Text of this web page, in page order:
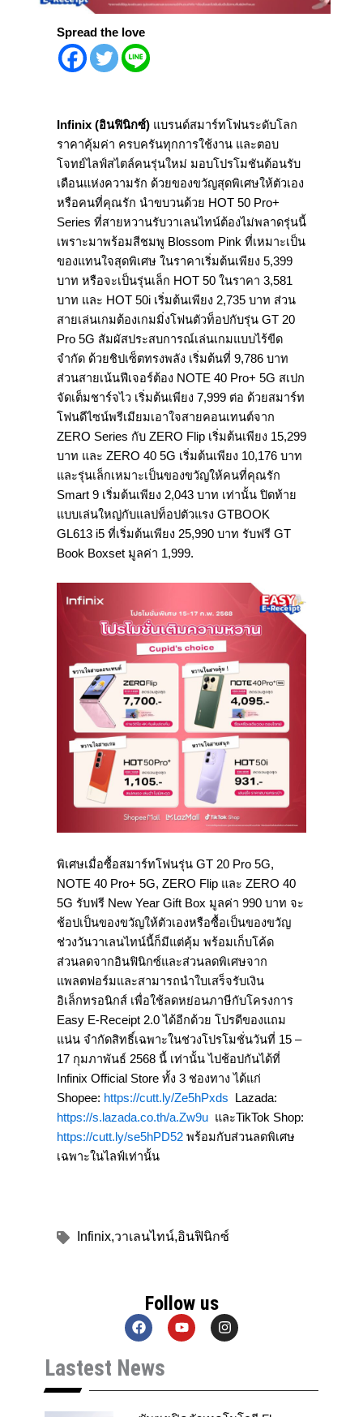
Spread the love
Infinix (อินฟินิกซ์) แบรนด์สมาร์ทโฟนระดับโลก
ราคาคุ้มค่า ครบครันทุกการใช้งาน และตอบ
โจทย์ไลฟ์สไตล์คนรุ่นใหม่ มอบโปรโมชันต้อนรับ
เดือนแห่งความรัก ด้วยของขวัญสุดพิเศษให้ตัวเอง
หรือคนที่คุณรัก นำขบวนด้วย HOT 50 Pro+
Series ที่สายหวานรับวาเลนไทน์ต้องไม่พลาดรุ่นนี้
เพราะมาพร้อมสีชมพู Blossom Pink ที่เหมาะเป็น
ของแทนใจสุดพิเศษ ในราคาเริ่มต้นเพียง 5,399
บาท หรือจะเป็นรุ่นเล็ก HOT 50 ในราคา 3,581
บาท และ HOT 50i เริ่มต้นเพียง 2,735 บาท ส่วน
สายเล่นเกมต้องเกมมิ่งโฟนตัวท็อปกับรุ่น GT 20
Pro 5G สัมผัสประสบการณ์เล่นเกมแบบไร้ขีด
จำกัด ด้วยชิปเซ็ตทรงพลัง เริ่มต้นที่ 9,786 บาท
ส่วนสายเน้นฟีเจอร์ต้อง NOTE 40 Pro+ 5G สเปก
จัดเต็มชาร์จไว เริ่มต้นเพียง 7,999 ต่อ ด้วยสมาร์ท
โฟนดีไซน์พรีเมียมเอาใจสายคอนเทนต์จาก
ZERO Series กับ ZERO Flip เริ่มต้นเพียง 15,299
บาท และ ZERO 40 5G เริ่มต้นเพียง 10,176 บาท
และรุ่นเล็กเหมาะเป็นของขวัญให้คนที่คุณรัก
Smart 9 เริ่มต้นเพียง 2,043 บาท เท่านั้น ปิดท้าย
แบบเล่นใหญ่กับแลปท็อปตัวแรง GTBOOK
GL613 i5 ที่เริ่มต้นเพียง 25,990 บาท รับฟรี GT
Book Boxset มูลค่า 1,999.
พิเศษเมื่อซื้อสมาร์ทโฟนรุ่น GT 20 Pro 5G,
NOTE 40 Pro+ 5G, ZERO Flip และ ZERO 40
5G รับฟรี New Year Gift Box มูลค่า 990 บาท จะ
ช้อปเป็นของขวัญให้ตัวเองหรือซื้อเป็นของขวัญ
ช่วงวันวาเลนไทน์นี้ก็มีแต่คุ้ม พร้อมเก็บโค้ด
ส่วนลดจากอินฟินิกซ์และส่วนลดพิเศษจาก
แพลตฟอร์มและสามารถนำใบเสร็จรับเงิน
อิเล็กทรอนิกส์ เพื่อใช้ลดหย่อนภาษีกับโครงการ
Easy E-Receipt 2.0 ได้อีกด้วย โปรดีของแถม
แน่น จำกัดสิทธิ์เฉพาะในช่วงโปรโมชั่นวันที่ 15 –
17 กุมภาพันธ์ 2568 นี้ เท่านั้น ไปช้อปกันได้ที่
Infinix Official Store ทั้ง 3 ช่องทาง ได้แก่
Shopee: https://cutt.ly/Ze5hPxds Lazada:
https://s.lazada.co.th/a.Zw9u และTikTok Shop:
https://cutt.ly/se5hPD52 พร้อมกับส่วนลดพิเศษ
เฉพาะในไลฟ์เท่านั้น
Infinix,วาเลนไทน์,อินฟินิกซ์
Follow us
F
a
e
b
o
Y
o
b
I
n
g
Lastest News